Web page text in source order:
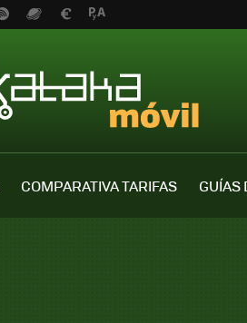
COMPARATIVA TARIFAS
GUÍAS